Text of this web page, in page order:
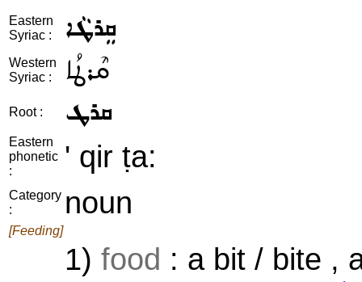
Eastern
Syriac :
ܩܸܪܛܵܐ
Western
Syriac :
ܩܶܪܛܳܐ
Root : ܩܪܛ
Eastern
phonetic
:
' qir ṭa:
Category
:
noun
[Feeding]
1) food : a bit / bite ,